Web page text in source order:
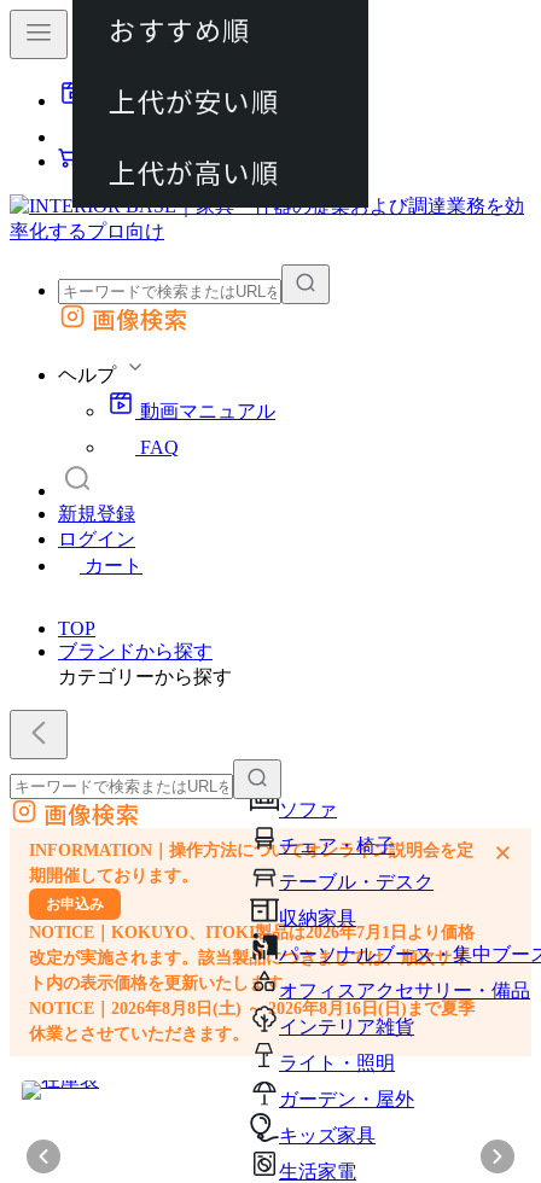
動画マニュアル
カート
外部サイトの商品をカートに追加
画像検索
ヘルプ
動画マニュアル
FAQ
新規登録
ログイン
カート
TOP
ブランドから探す
カテゴリーから探す
ソファ
チェア・椅子
テーブル・デスク
収納家具
パーソナルブース・集中ブー
オフィスアクセサリー・備品
インテリア雑貨
ライト・照明
ガーデン・屋外
キッズ家具
生活家電
外部サイトの商品をカートに追加
他のサイトで見つけた商品ページのURLを貼り付けて、カートに追加できます
画像検索
INFORMATION｜操作方法についてオンライン説明会を定
期開催しております。
お申込み
NOTICE｜KOKUYO、ITOKI製品は2026年7月1日より価格
改定が実施されます。該当製品につきましては、順次サイ
ト内の表示価格を更新いたします。
NOTICE｜2026年8月8日(土) ～ 2026年8月16日(日)まで夏季
休業とさせていただきます。
×
おすすめ順
上代が安い順
上代が高い順